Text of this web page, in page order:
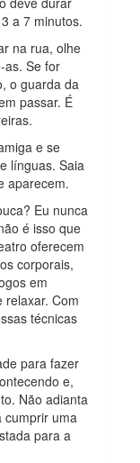
a 7 minutos.
na rua, olhe
as. Se for
o guarda da
passar. É
e se
línguas. Saia
aparecem.
Eu nunca
é isso que
oferecem
corporais,
em
relaxar. Com
técnicas
para fazer
e,
Não adianta
cumprir uma
para a